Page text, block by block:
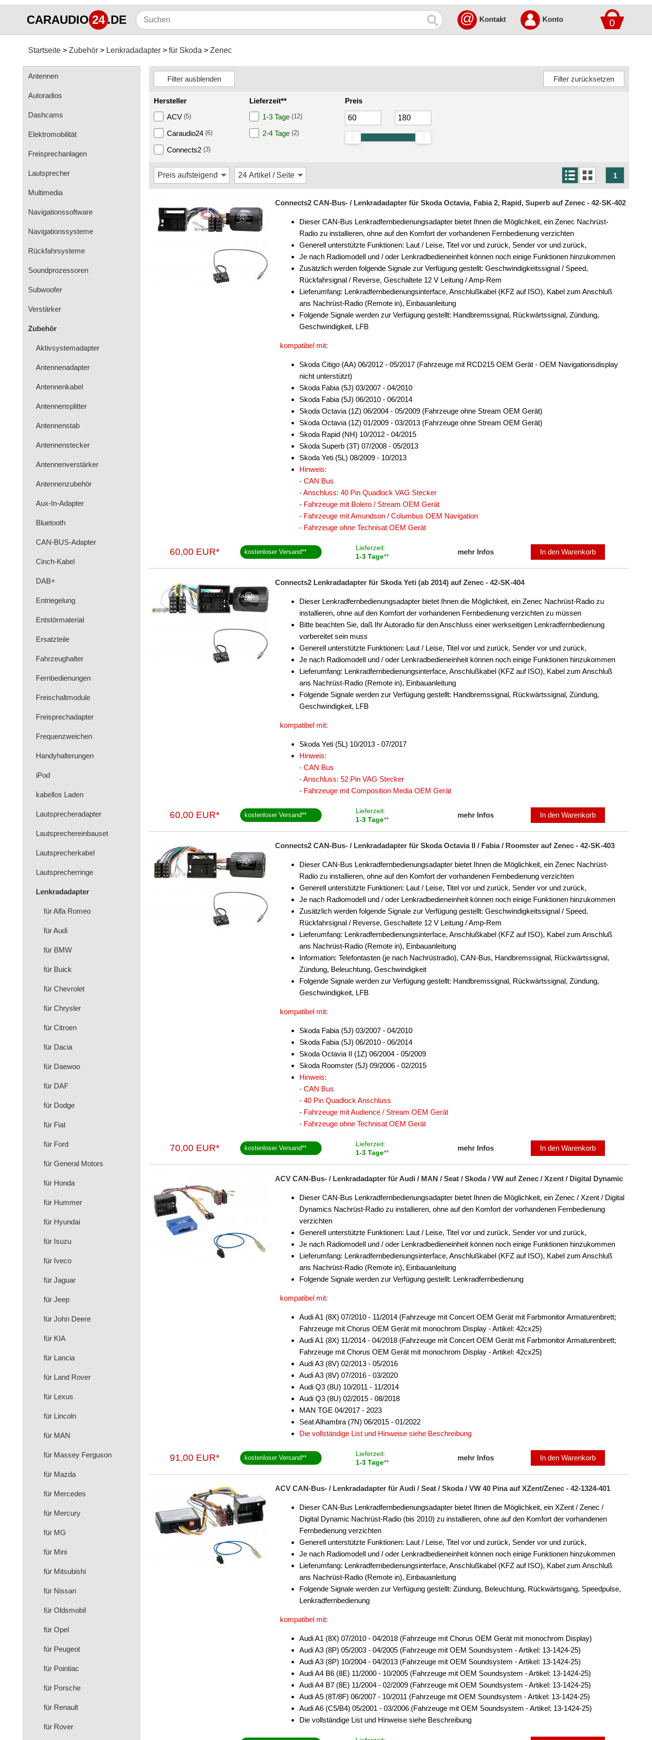
CARAUDIO 24.DE 0
@ Kontakt Konto
Startseite Zubehör Lenkradadapter für Skoda Zenec
Antennen
Autoradios
Dashcams
Elektromobilität
Freisprechanlagen
Lautsprecher
Multimedia
Navigationssoftware
Navigationssysteme
Rückfahrsysteme
Soundprozessoren
Subwoofer
Verstärker
Zubehör
Aktivsystemadapter
Antennenadapter
Antennenkabel
Antennensplitter
Antennenstab
Antennenstecker
Antennenverstärker
Antennenzubehör
Aux-In-Adapter
Bluetooth
CAN-BUS-Adapter
Cinch-Kabel
DAB+
Entriegelung
Entstörmaterial
Ersatzteile
Fahrzeughalter
Fernbedienungen
Freischaltmodule
Freisprechadapter
Frequenzweichen
Handyhalterungen
iPod
kabellos Laden
Lautsprecheradapter
Lautsprechereinbauset
Lautsprecherkabel
Lautsprecherringe
Lenkradadapter
für Alfa Romeo
für Audi
für BMW
für Buick
für Chevrolet
für Chrysler
für Citroen
für Dacia
für Daewoo
für DAF
für Dodge
für Fiat
für Ford
für General Motors
für Honda
für Hummer
für Hyundai
für Isuzu
für Iveco
für Jaguar
für Jeep
für John Deere
für KIA
für Lancia
für Land Rover
für Lexus
für Lincoln
für MAN
für Massey Ferguson
für Mazda
für Mercedes
für Mercury
für MG
für Mini
für Mitsubishi
für Nissan
für Oldsmobil
für Opel
für Peugeot
für Pointiac
für Porsche
für Renault
für Rover
Hersteller
ACV (5)
Caraudio24 (6)
Connects2 (3)
Lieferzeit**
1-3 Tage (12)
2-4 Tage (2)
Preis
1
Connects2 CAN-Bus- / Lenkradadapter für Skoda Octavia, Fabia 2, Rapid, Superb auf Zenec - 42-SK-402
Dieser CAN-Bus Lenkradfernbedienungsadapter bietet Ihnen die Möglichkeit, ein Zenec Nachrüst-
Radio zu installieren, ohne auf den Komfort der vorhandenen Fernbedienung verzichten
Generell unterstützte Funktionen: Laut / Leise, Titel vor und zurück, Sender vor und zurück,
Je nach Radiomodell und / oder Lenkradbedieneinheit können noch einige Funktionen hinzukommen
Zusätzlich werden folgende Signale zur Verfügung gestellt: Geschwindigkeitssignal / Speed,
Rückfahrsignal / Reverse, Geschaltete 12 V Leitung / Amp-Rem
Lieferumfang: Lenkradfernbedienungsinterface, Anschlußkabel (KFZ auf ISO), Kabel zum Anschluß
ans Nachrüst-Radio (Remote in), Einbauanleitung
Folgende Signale werden zur Verfügung gestellt: Handbremssignal, Rückwärtssignal, Zündung,
Geschwindigkeit, LFB
kompatibel mit:
Skoda Citigo (AA) 06/2012 - 05/2017 (Fahrzeuge mit RCD215 OEM Gerät - OEM Navigationsdisplay
nicht unterstützt)
Skoda Fabia (5J) 03/2007 - 04/2010
Skoda Fabia (5J) 06/2010 - 06/2014
Skoda Octavia (1Z) 06/2004 - 05/2009 (Fahrzeuge ohne Stream OEM Gerät)
Skoda Octavia (1Z) 01/2009 - 03/2013 (Fahrzeuge ohne Stream OEM Gerät)
Skoda Rapid (NH) 10/2012 - 04/2015
Skoda Superb (3T) 07/2008 - 05/2013
Skoda Yeti (5L) 08/2009 - 10/2013
Hinweis:
- CAN Bus
- Anschluss: 40 Pin Quadlock VAG Stecker
- Fahrzeuge mit Bolero / Stream OEM Gerät
- Fahrzeuge mit Amundson / Columbus OEM Navigation
- Fahrzeuge ohne Technisat OEM Gerät
60,00 EUR* kostenloser Versand**
Lieferzeit:
1-3 Tage**
mehr Infos In den Warenkorb
Connects2 Lenkradadapter für Skoda Yeti (ab 2014) auf Zenec - 42-SK-404
Dieser Lenkradfernbedienungsadapter bietet Ihnen die Möglichkeit, ein Zenec Nachrüst-Radio zu
installieren, ohne auf den Komfort der vorhandenen Fernbedienung verzichten zu müssen
Bitte beachten Sie, daß Ihr Autoradio für den Anschluss einer werkseitigen Lenkradfernbedienung
vorbereitet sein muss
Generell unterstützte Funktionen: Laut / Leise, Titel vor und zurück, Sender vor und zurück,
Je nach Radiomodell und / oder Lenkradbedieneinheit können noch einige Funktionen hinzukommen
Lieferumfang: Lenkradfernbedienungsinterface, Anschlußkabel (KFZ auf ISO), Kabel zum Anschluß
ans Nachrüst-Radio (Remote in), Einbauanleitung
Folgende Signale werden zur Verfügung gestellt: Handbremssignal, Rückwärtssignal, Zündung,
Geschwindigkeit, LFB
kompatibel mit:
Skoda Yeti (5L) 10/2013 - 07/2017
Hinweis:
- CAN Bus
- Anschluss: 52 Pin VAG Stecker
- Fahrzeuge mit Composition Media OEM Gerät
60,00 EUR* kostenloser Versand**
Lieferzeit:
1-3 Tage**
mehr Infos In den Warenkorb
Connects2 CAN-Bus- / Lenkradadapter für Skoda Octavia II / Fabia / Roomster auf Zenec - 42-SK-403
Dieser CAN-Bus Lenkradfernbedienungsadapter bietet Ihnen die Möglichkeit, ein Zenec Nachrüst-
Radio zu installieren, ohne auf den Komfort der vorhandenen Fernbedienung verzichten
Generell unterstützte Funktionen: Laut / Leise, Titel vor und zurück, Sender vor und zurück,
Je nach Radiomodell und / oder Lenkradbedieneinheit können noch einige Funktionen hinzukommen
Zusätzlich werden folgende Signale zur Verfügung gestellt: Geschwindigkeitssignal / Speed,
Rückfahrsignal / Reverse, Geschaltete 12 V Leitung / Amp-Rem
Lieferumfang: Lenkradfernbedienungsinterface, Anschlußkabel (KFZ auf ISO), Kabel zum Anschluß
ans Nachrüst-Radio (Remote in), Einbauanleitung
Information: Telefontasten (je nach Nachrüstradio), CAN-Bus, Handbremssignal, Rückwärtssignal,
Zündung, Beleuchtung, Geschwindigkeit
Folgende Signale werden zur Verfügung gestellt: Handbremssignal, Rückwärtssignal, Zündung,
Geschwindigkeit, LFB
kompatibel mit:
Skoda Fabia (5J) 03/2007 - 04/2010
Skoda Fabia (5J) 06/2010 - 06/2014
Skoda Octavia II (1Z) 06/2004 - 05/2009
Skoda Roomster (5J) 09/2006 - 02/2015
Hinweis:
- CAN Bus
- 40 Pin Quadlock Anschluss
- Fahrzeuge mit Audience / Stream OEM Gerät
- Fahrzeuge ohne Technisat OEM Gerät
70,00 EUR* kostenloser Versand**
Lieferzeit:
1-3 Tage**
mehr Infos In den Warenkorb
ACV CAN-Bus- / Lenkradadapter für Audi / MAN / Seat / Skoda / VW auf Zenec / Xzent / Digital Dynamic
Dieser CAN-Bus Lenkradfernbedienungsadapter bietet Ihnen die Möglichkeit, ein Zenec / Xzent / Digital
Dynamics Nachrüst-Radio zu installieren, ohne auf den Komfort der vorhandenen Fernbedienung
verzichten
Generell unterstützte Funktionen: Laut / Leise, Titel vor und zurück, Sender vor und zurück,
Je nach Radiomodell und / oder Lenkradbedieneinheit können noch einige Funktionen hinzukommen
Lieferumfang: Lenkradfernbedienungsinterface, Anschlußkabel (KFZ auf ISO), Kabel zum Anschluß
ans Nachrüst-Radio (Remote in), Einbauanleitung
Folgende Signale werden zur Verfügung gestellt: Lenkradfernbedienung
kompatibel mit:
Audi A1 (8X) 07/2010 - 11/2014 (Fahrzeuge mit Concert OEM Gerät mit Farbmonitor Armaturenbrett;
Fahrzeuge mit Chorus OEM Gerät mit monochrom Display - Artikel: 42cx25)
Audi A1 (8X) 11/2014 - 04/2018 (Fahrzeuge mit Concert OEM Gerät mit Farbmonitor Armaturenbrett;
Fahrzeuge mit Chorus OEM Gerät mit monochrom Display - Artikel: 42cx25)
Audi A3 (8V) 02/2013 - 05/2016
Audi A3 (8V) 07/2016 - 03/2020
Audi Q3 (8U) 10/2011 - 11/2014
Audi Q3 (8U) 02/2015 - 08/2018
MAN TGE 04/2017 - 2023
Seat Alhambra (7N) 06/2015 - 01/2022
Die vollständige List und Hinweise siehe Beschreibung
91,00 EUR* kostenloser Versand**
Lieferzeit:
1-3 Tage**
mehr Infos In den Warenkorb
ACV CAN-Bus- / Lenkradadapter für Audi / Seat / Skoda / VW 40 Pina auf XZent/Zenec - 42-1324-401
Dieser CAN-Bus Lenkradfernbedienungsadapter bietet Ihnen die Möglichkeit, ein XZent / Zenec /
Digital Dynamic Nachrüst-Radio (bis 2010) zu installieren, ohne auf den Komfort der vorhandenen
Fernbedienung verzichten
Generell unterstützte Funktionen: Laut / Leise, Titel vor und zurück, Sender vor und zurück,
Je nach Radiomodell und / oder Lenkradbedieneinheit können noch einige Funktionen hinzukommen
Lieferumfang: Lenkradfernbedienungsinterface, Anschlußkabel (KFZ auf ISO), Kabel zum Anschluß
ans Nachrüst-Radio (Remote in), Einbauanleitung
Folgende Signale werden zur Verfügung gestellt: Zündung, Beleuchtung, Rückwärtsgang, Speedpulse,
Lenkradfernbedienung
kompatibel mit:
Audi A1 (8X) 07/2010 - 04/2018 (Fahrzeuge mit Chorus OEM Gerät mit monochrom Display)
Audi A3 (8P) 05/2003 - 04/2005 (Fahrzeuge mit OEM Soundsystem - Artikel: 13-1424-25)
Audi A3 (8P) 10/2004 - 04/2013 (Fahrzeuge mit OEM Soundsystem - Artikel: 13-1424-25)
Audi A4 B6 (8E) 11/2000 - 10/2005 (Fahrzeuge mit OEM Soundsystem - Artikel: 13-1424-25)
Audi A4 B7 (8E) 11/2004 - 02/2009 (Fahrzeuge mit OEM Soundsystem - Artikel: 13-1424-25)
Audi A5 (8T/8F) 06/2007 - 10/2011 (Fahrzeuge mit OEM Soundsystem - Artikel: 13-1424-25)
Audi A6 (C5/B4) 05/2001 - 03/2006 (Fahrzeuge mit OEM Soundsystem - Artikel: 13-1424-25)
Die vollständige List und Hinweise siehe Beschreibung